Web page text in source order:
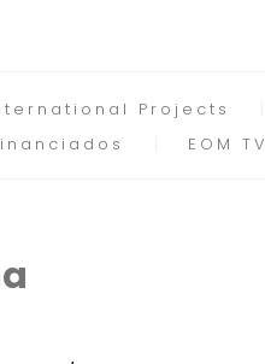
Projects
EOM TV